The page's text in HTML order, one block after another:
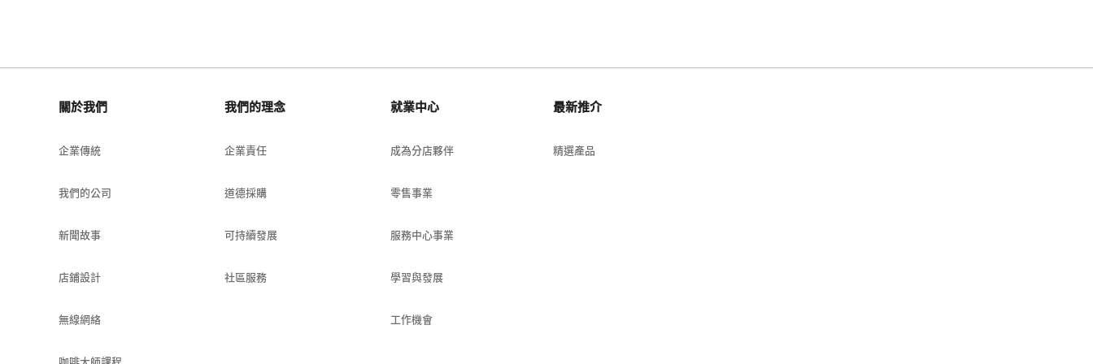
關於我們
企業傳統
我們的公司
新聞故事
店鋪設計
無線網絡
我們的理念
企業責任
道德採購
可持續發展
社區服務
就業中心
成為分店夥伴
零售事業
服務中心事業
學習與發展
工作機會
最新推介
精選產品